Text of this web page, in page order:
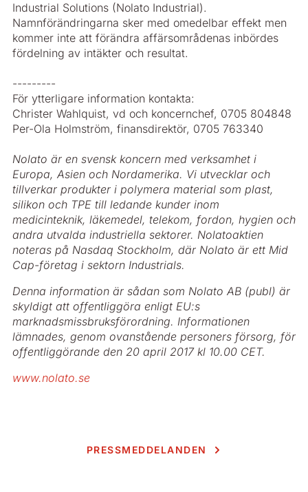
Industrial Solutions (Nolato Industrial).
Namnförändringarna sker med omedelbar effekt men
kommer inte att förändra affärsområdenas inbördes
fördelning av intäkter och resultat.
---------
För ytterligare information kontakta:
Christer Wahlquist, vd och koncernchef, 0705 804848
Per-Ola Holmström, finansdirektör, 0705 763340
Nolato är en svensk koncern med verksamhet i
Europa, Asien och Nordamerika. Vi utvecklar och
tillverkar produkter i polymera material som plast,
silikon och TPE till ledande kunder inom
medicinteknik, läkemedel, telekom, fordon, hygien och
andra utvalda industriella sektorer. Nolato­aktien
noteras på Nasdaq Stockholm, där Nolato är ett Mid
Cap-företag i sektorn Industrials.
Denna information är sådan som Nolato AB (publ) är
skyldigt att offentliggöra enligt EU:s
marknadsmissbruksförordning. Informationen
lämnades, genom ovanstående personers försorg, för
offentliggörande den 20 april 2017 kl 10.00 CET.
www.nolato.se
PRESSMEDDELANDEN